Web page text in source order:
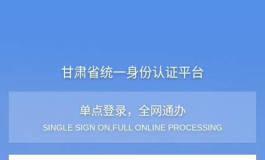
甘肃省统一身份认证平台
单点登录，全网通办
SINGLE SIGN ON,FULL ONLINE PROCESSING